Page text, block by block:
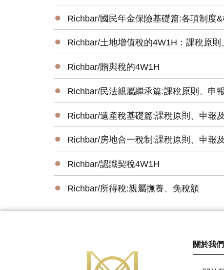
● Richbar/國民年金保險基礎篇:各項制度
● Richbar/土地增值稅的4W1H：課稅原
● Richbar/贈與稅的4W1H
● Richbar/民法親屬繼承篇:課稅原則、申
● Richbar/遺產稅基礎篇:課稅原則、申報
● Richbar/房地合一稅制:課稅原則、申報
● Richbar/認識契稅4W1H
● Richbar/所得稅:親屬撫養、免稅額
關於我們